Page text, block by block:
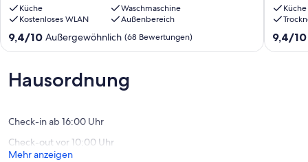
Terrasse
-
in
Strandnähe
Meter)
Varel-
Küche
Waschmaschine
Kostenloses WLAN
Außenbereich
9.4
von
Außergewöhnlich,
(68
9,4/10 Außergewöhnlich (68 Bewertungen)
&
mit
Hund
Küche
9.4
von
9,4/10
Hausordnung
Check-in ab 16:00 Uhr
Check-out vor 10:00 Uhr
Mehr anzeigen